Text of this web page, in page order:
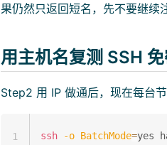
果仍然只返回短名，先不要继续
用主机名复测 SSH
Step2 用 IP 做通后，现在每台节
ssh -o BatchMode=yes
1